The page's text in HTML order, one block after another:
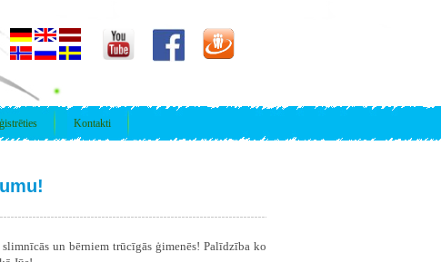
Kontakti
un bērniem trūcīgās ģimenēs! Palīdzība ko